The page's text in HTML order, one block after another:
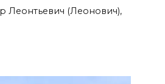
Леонтьевич (Леонович),